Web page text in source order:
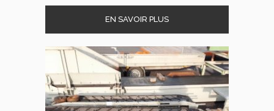
EN SAVOIR PLUS